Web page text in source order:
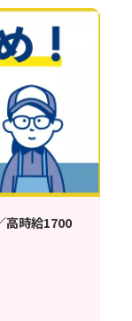
高時給1700